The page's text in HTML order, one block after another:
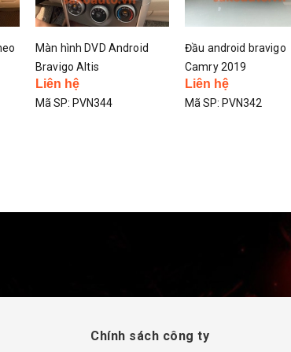
Đầu android bravigo
Camry 2019
Liên hệ
Mã SP: PVN342
Màn hình DVD android
Bravigo Camry 2019
4.500.000₫
Mã SP: PVN341
Chính sách công ty